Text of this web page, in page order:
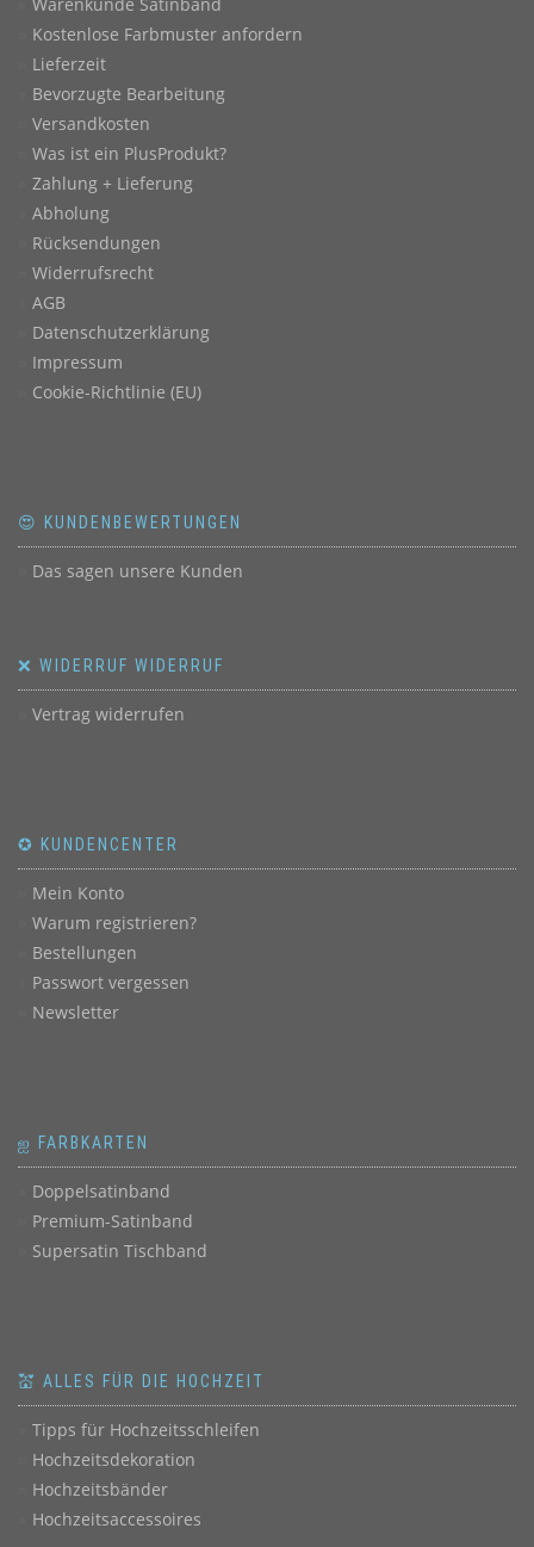
Warenkunde Satinband
Kostenlose Farbmuster anfordern
Lieferzeit
Bevorzugte Bearbeitung
Versandkosten
Was ist ein PlusProdukt?
Zahlung + Lieferung
Abholung
Rücksendungen
Widerrufsrecht
AGB
Datenschutzerklärung
Impressum
Cookie-Richtlinie (EU)
😍 KUNDENBEWERTUNGEN
Das sagen unsere Kunden
❌ WIDERRUF WIDERRUF
Vertrag widerrufen
✪ KUNDENCENTER
Mein Konto
Warum registrieren?
Bestellungen
Passwort vergessen
Newsletter
ஐ FARBKARTEN
Doppelsatinband
Premium-Satinband
Supersatin Tischband
💒 ALLES FÜR DIE HOCHZEIT
Tipps für Hochzeitsschleifen
Hochzeitsdekoration
Hochzeitsbänder
Hochzeitsaccessoires